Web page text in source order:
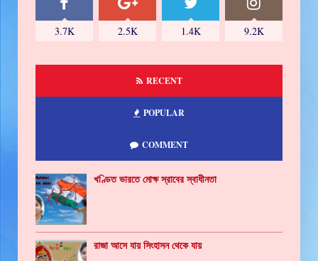
3.7K 2.5K 1.4K 9.2K
RECENT
POPULAR
COMMENT
খণ্ডিত ভারতে মোক্ষ স্রাবের স্বাধীনতা
রাজা আসে যায় সিংহাসন থেকে যায়